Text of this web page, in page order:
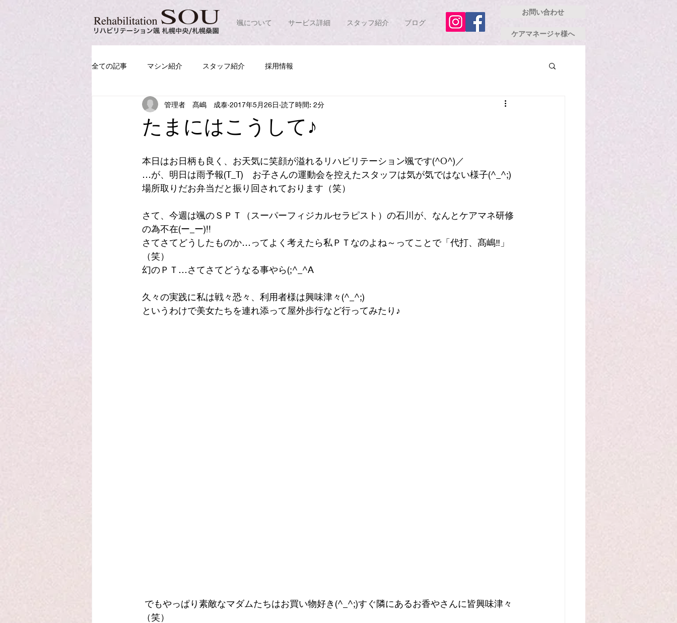
颯について サービス詳細 スタッフ紹介 ブログ
お問い合わせ
ケアマネージャ様へ
全ての記事 マシン紹介 スタッフ紹介 採用情報
たまにはこうして♪
管理者 髙嶋 成泰 2017年5月26日 読了時間: 2分
本日はお日柄も良く、お天気に笑顔が溢れるリハビリテーション颯です(^O^)／
…が、明日は雨予報(T_T)　お子さんの運動会を控えたスタッフは気が気ではない様子(^_^;)
場所取りだお弁当だと振り回されております（笑）
さて、今週は颯のＳＰＴ（スーパーフィジカルセラピスト）の石川が、なんとケアマネ研修
の為不在(ー_ー)!!
さてさてどうしたものか…ってよく考えたら私ＰＴなのよね～ってことで「代打、髙嶋‼」
（笑）
幻のＰＴ…さてさてどうなる事やら(;^_^A
久々の実践に私は戦々恐々、利用者様は興味津々(^_^;)
というわけで美女たちを連れ添って屋外歩行など行ってみたり♪
（笑）